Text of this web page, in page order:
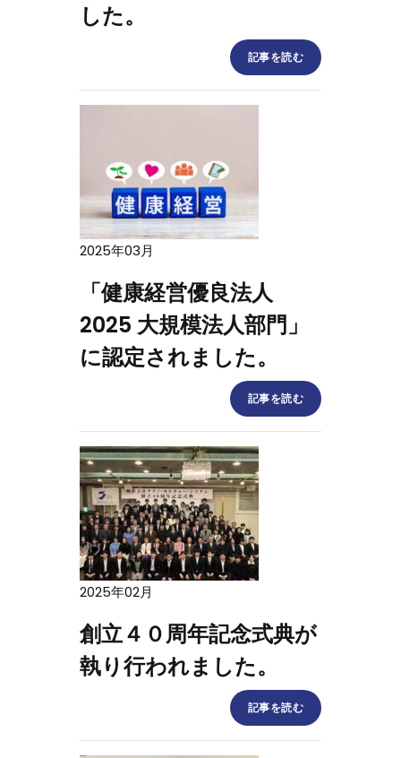
した。
記事を読む
2025年03月
「健康経営優良法人
2025 大規模法人部門」
に認定されました。
記事を読む
2025年02月
創立４０周年記念式典が
執り行われました。
記事を読む